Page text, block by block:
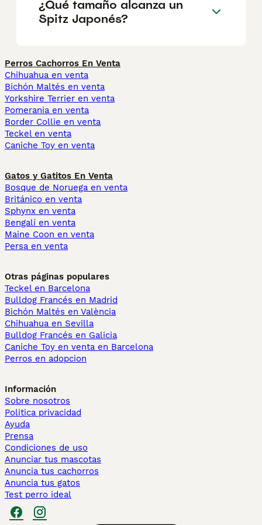
¿Qué tamaño alcanza un
Spitz Japonés?
Perros Cachorros En Venta
Chihuahua en venta
Bichón Maltés en venta
Yorkshire Terrier en venta
Pomerania en venta
Border Collie en venta
Teckel en venta
Caniche Toy en venta
Gatos y Gatitos En Venta
Bosque de Noruega en venta
Británico en venta
Sphynx en venta
Bengalí en venta
Maine Coon en venta
Persa en venta
Otras páginas populares
Teckel en Barcelona
Bulldog Francés en Madrid
Bichón Maltés en València
Chihuahua en Sevilla
Bulldog Francés en Galicia
Caniche Toy en venta en Barcelona
Perros en adopcion
Información
Sobre nosotros
Politica privacidad
Ayuda
Prensa
Condiciones de uso
Anunciar tus mascotas
Anuncia tus cachorros
Anuncia tus gatos
Test perro ideal